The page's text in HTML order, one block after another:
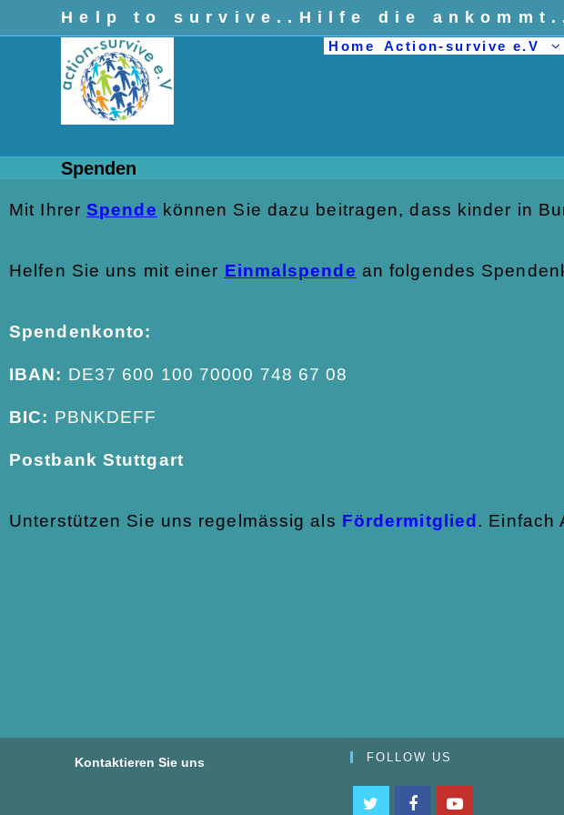
Help to survive..Hilfe die
Home Action-survive e.V
Spenden
Mit Ihrer Spende können Sie dazu beitragen, dass kinder in
Helfen Sie uns mit einer Einmalspende an folgendes
Spendenkonto:
IBAN: DE37 600 100 70000 748 67 08
BIC: PBNKDEFF
Postbank Stuttgart
Unterstützen Sie uns regelmässig als Fördermitglied . Einfach
Kontaktieren Sie uns FOLLOW US